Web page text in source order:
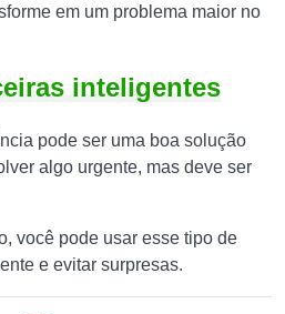
em um problema maior no
inteligentes
pode ser uma boa solução
algo urgente, mas deve ser
você pode usar esse tipo de
e evitar surpresas.